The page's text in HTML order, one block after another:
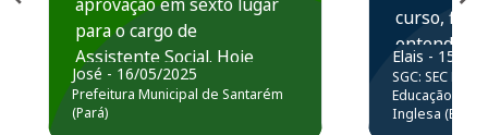
para o cargo de
Assistente Social. Hoje
estou atuando na
Prefeitura de Santarém.
José - 16/05/2025
Prefeitura Municipal de Santarém
(Pará)
curso,
entender e
prática
resolução
questões.”
Elais - 15/07/
SGC: SEC BA
Educação
Inglesa (Edital